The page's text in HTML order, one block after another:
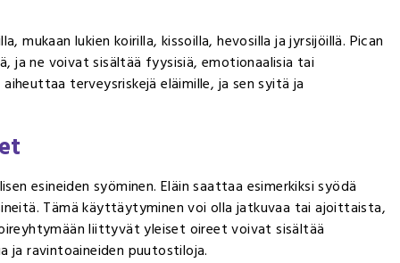
mukaan lukien koirilla, kissoilla, hevosilla ja jyrsijöillä. Pican
ja ne voivat sisältää fyysisiä, emotionaalisia tai
terveysriskejä eläimille, ja sen syitä ja
esineiden syöminen. Eläin saattaa esimerkiksi syödä
Tämä käyttäytyminen voi olla jatkuvaa tai ajoittaista,
liittyvät yleiset oireet voivat sisältää
ja ravintoaineiden puutostiloja.